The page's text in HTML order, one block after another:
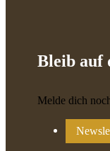
Bleib auf
Melde dich